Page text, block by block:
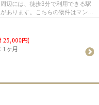
辺には、徒歩3分で利用できる駅
あります。こちらの物件はマンシ
25,000円)
1ヶ月